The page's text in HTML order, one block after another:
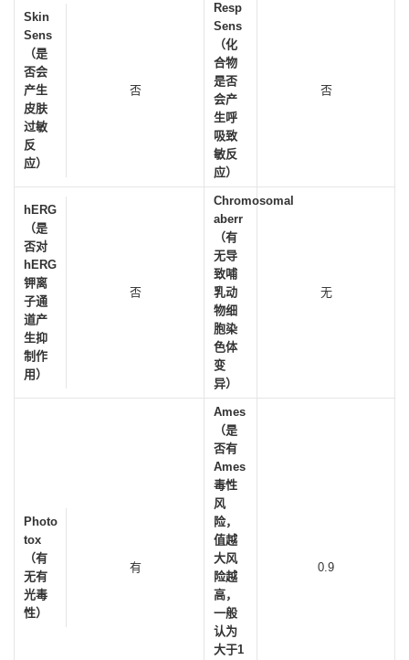
Skin
Sens
（是
否会
产生
皮肤
过敏
反
应）
否
Resp
Sens
（化
合物
是否
会产
生呼
吸致
敏反
应）
否
hERG
（是
否对
hERG
钾离
子通
道产
生抑
制作
用）
否
Chromosomal
aberr
（有
无导
致哺
乳动
物细
胞染
色体
变
异）
无
Photo
tox
（有
无有
光毒
性）
有
Ames
（是
否有
Ames
毒性
风
险，
值越
大风
险越
高，
一般
认为
大于1
0.9